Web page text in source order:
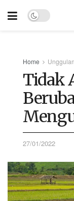
Home Unggulan
Tidak
27/01/2022